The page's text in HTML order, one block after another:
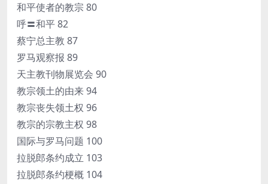
和平使者的教宗 80
呼〓和平 82
蔡宁总主教 87
罗马观察报 89
天主教刊物展览会 90
教宗领土的由来 94
教宗丧失领土权 96
教宗的宗教主权 98
国际与罗马问题 100
拉脱郎条约成立 103
拉脱郎条约梗概 104